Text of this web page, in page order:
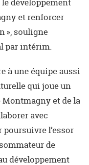
et renforcer
», souligne
par intérim.
à une équipe aussi
qui joue un
et de la
avec
poursuivre l’essor
de
développement